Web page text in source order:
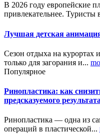
В 2026 году европейские
привлекательнее. Туристы
Лучшая детская
Сезон отдыха на курортах
только для загорания и...
Популярное
Ринопластика: как
предсказуемого результата
Ринопластика — одна из
операций в пластической...